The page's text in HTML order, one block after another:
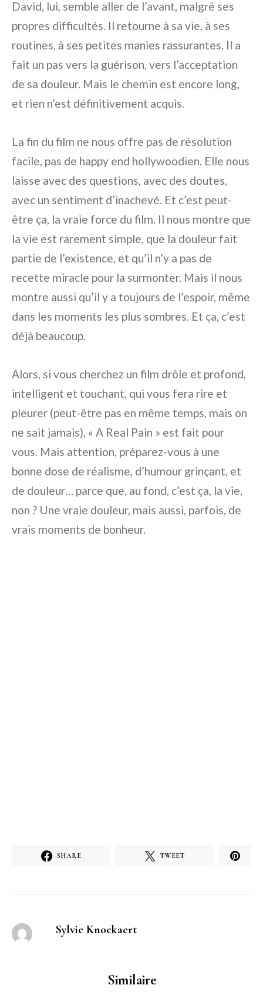
David, lui, semble aller de l’avant, malgré ses
propres difficultés. Il retourne à sa vie, à ses
routines, à ses petites manies rassurantes. Il a
fait un pas vers la guérison, vers l’acceptation
de sa douleur. Mais le chemin est encore long,
et rien n’est définitivement acquis.
La fin du film ne nous offre pas de résolution
facile, pas de happy end hollywoodien. Elle nous
laisse avec des questions, avec des doutes,
avec un sentiment d’inachevé. Et c’est peut-
être ça, la vraie force du film. Il nous montre que
la vie est rarement simple, que la douleur fait
partie de l’existence, et qu’il n’y a pas de
recette miracle pour la surmonter. Mais il nous
montre aussi qu’il y a toujours de l’espoir, même
dans les moments les plus sombres. Et ça, c’est
déjà beaucoup.
Alors, si vous cherchez un film drôle et profond,
intelligent et touchant, qui vous fera rire et
pleurer (peut-être pas en même temps, mais on
ne sait jamais), « A Real Pain » est fait pour
vous. Mais attention, préparez-vous à une
bonne dose de réalisme, d’humour grinçant, et
de douleur… parce que, au fond, c’est ça, la vie,
non ? Une vraie douleur, mais aussi, parfois, de
vrais moments de bonheur.
SHARE TWEET
Sylvie Knockaert
Similaire